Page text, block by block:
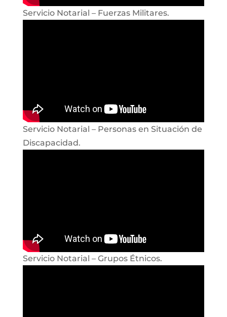
Servicio Notarial – Fuerzas Militares.
Servicio Notarial – Personas en Situación de
Discapacidad.
Servicio Notarial – Grupos Étnicos.